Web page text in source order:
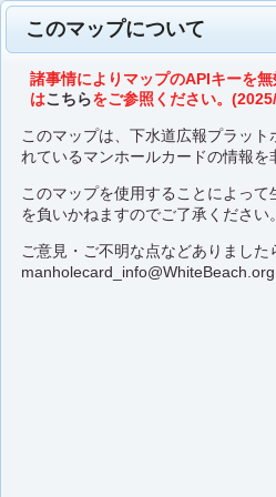
このマップについて
諸事情によりマップのAPIキーを
はこちらをご参照ください。
このマップは、下水道広報プラット
れているマンホールカードの情報を
このマップを使用することによっ
を負いかねますのでご了承ください。
ご意見・ご不明な点などありました
manholecard_info@WhiteBeach.org